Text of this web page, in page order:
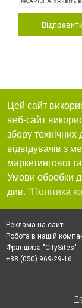
Відправити
Цей сайт
веб-сайт
збору технічних
відвідувачів з
маркетингової
Умови обробки
див. "Політика
Реклама на сайті
Робота в нашій
Франшиза "CitySites"
+38 (050) 969-29-16